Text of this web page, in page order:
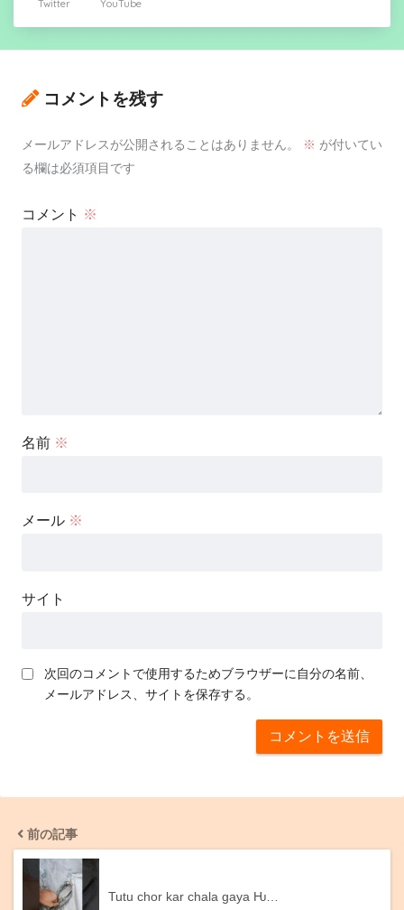
Twitter YouTube
コメントを残す
メールアドレスが公開されることはありません。 ※ が付いてい
る欄は必須項目です
コメント ※
名前 ※
メール ※
サイト
次回のコメントで使用するためブラウザーに自分の名前、
メールアドレス、サイトを保存する。
前の記事
Tutu chor kar chala gaya Ƕ…